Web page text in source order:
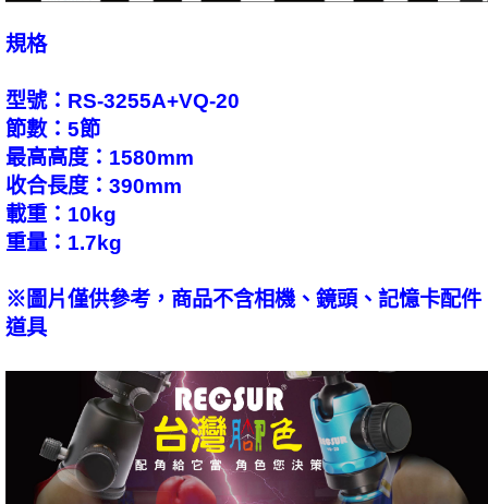
規格
型號：RS-3255A+VQ-20
節數：5節
最高高度：1580mm
收合長度：390mm
載重：10kg
重量：1.7kg
※圖片僅供參考，商品不含相機、鏡頭、記憶卡配件
道具